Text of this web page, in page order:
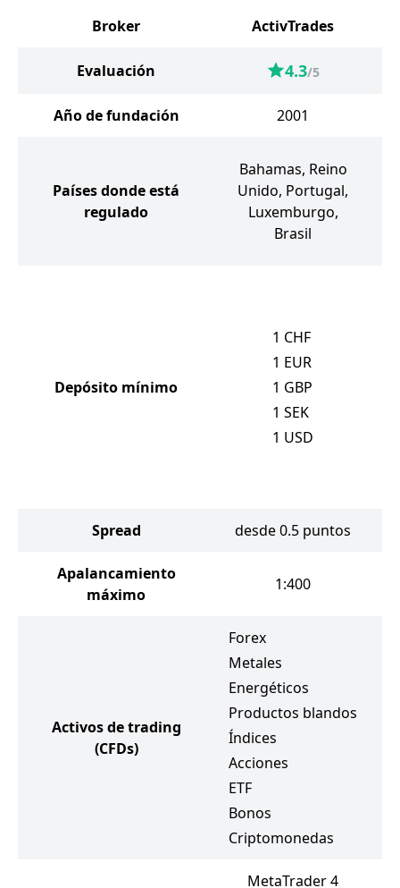
Broker ActivTrades
Evaluación 4.3/5
Año de fundación 2001
Países donde está
regulado
Bahamas, Reino
Unido, Portugal,
Luxemburgo,
Brasil
Depósito mínimo
1 CHF
1 EUR
1 GBP
1 SEK
1 USD
Spread desde 0.5 puntos
Apalancamiento
máximo
1:400
Activos de trading
(CFDs)
Forex
Metales
Energéticos
Productos blandos
Índices
Acciones
ETF
Bonos
Criptomonedas
MetaTrader 4